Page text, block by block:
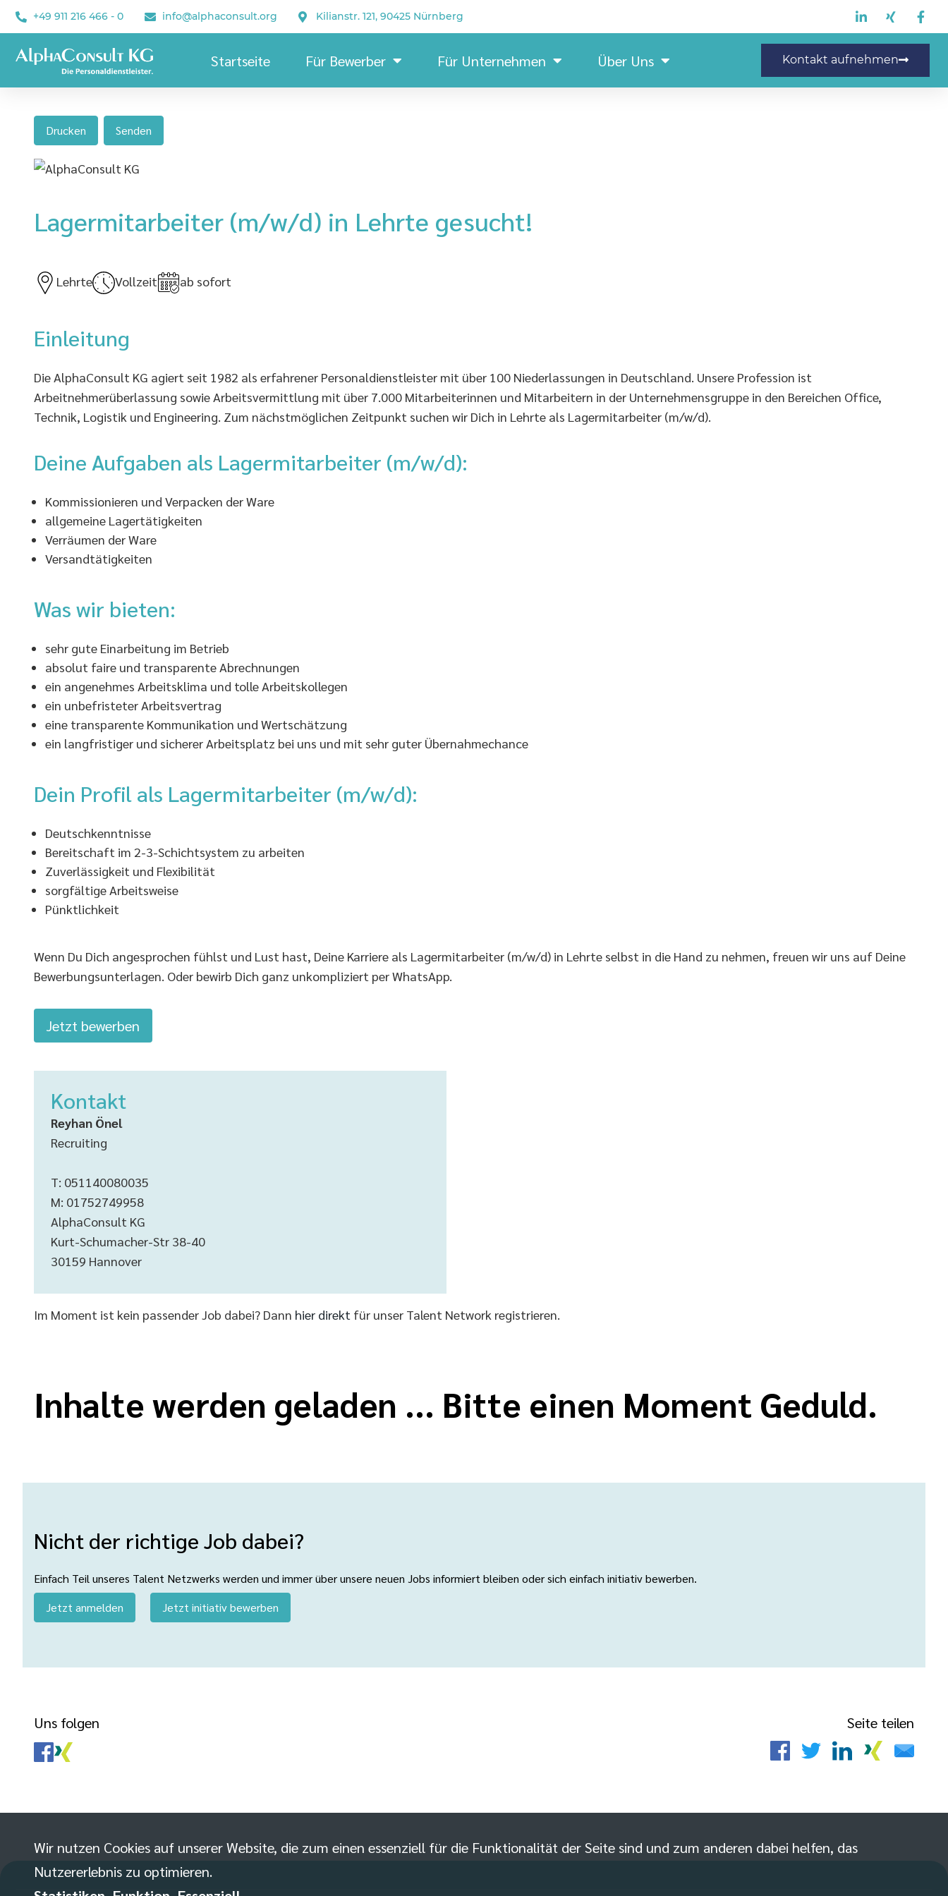
+49 911 216 466 - 0 info@alphaconsult.org Kilianstr. 121, 90425 Nürnberg
Startseite Für Bewerber Für Unternehmen Über Uns Kontakt aufnehmen
Drucken Senden
Lagermitarbeiter (m/w/d) in Lehrte gesucht!
Lehrte Vollzeit ab sofort
Einleitung
Die AlphaConsult KG agiert seit 1982 als erfahrener Personaldienstleister mit über 100 Niederlassungen in Deutschland. Unsere Profession ist
Arbeitnehmerüberlassung sowie Arbeitsvermittlung mit über 7.000 Mitarbeiterinnen und Mitarbeitern in der Unternehmensgruppe in den Bereichen Office,
Technik, Logistik und Engineering. Zum nächstmöglichen Zeitpunkt suchen wir Dich in Lehrte als Lagermitarbeiter (m/w/d).
Deine Aufgaben als Lagermitarbeiter (m/w/d):
Kommissionieren und Verpacken der Ware
allgemeine Lagertätigkeiten
Verräumen der Ware
Versandtätigkeiten
Was wir bieten:
sehr gute Einarbeitung im Betrieb
absolut faire und transparente Abrechnungen
ein angenehmes Arbeitsklima und tolle Arbeitskollegen
ein unbefristeter Arbeitsvertrag
eine transparente Kommunikation und Wertschätzung
ein langfristiger und sicherer Arbeitsplatz bei uns und mit sehr guter Übernahmechance
Dein Profil als Lagermitarbeiter (m/w/d):
Deutschkenntnisse
Bereitschaft im 2-3-Schichtsystem zu arbeiten
Zuverlässigkeit und Flexibilität
sorgfältige Arbeitsweise
Pünktlichkeit
Wenn Du Dich angesprochen fühlst und Lust hast, Deine Karriere als Lagermitarbeiter (m/w/d) in Lehrte selbst in die Hand zu nehmen, freuen wir uns auf Deine
Bewerbungsunterlagen. Oder bewirb Dich ganz unkompliziert per WhatsApp.
Jetzt bewerben
Kontakt
Reyhan Önel
Recruiting
T: 051140080035
M: 01752749958
AlphaConsult KG
Kurt-Schumacher-Str 38-40
30159 Hannover
Im Moment ist kein passender Job dabei? Dann hier direkt für unser Talent Network registrieren.
Inhalte werden geladen ... Bitte einen Moment Geduld.
Nicht der richtige Job dabei?
Einfach Teil unseres Talent Netzwerks werden und immer über unsere neuen Jobs informiert bleiben oder sich einfach initiativ bewerben.
Jetzt anmelden
Jetzt initiativ bewerben
Uns folgen Seite teilen
Wir nutzen Cookies auf unserer Website, die zum einen essenziell für die Funktionalität der Seite sind und zum anderen dabei helfen, das
Nutzererlebnis zu optimieren.